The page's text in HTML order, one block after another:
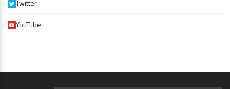
Twitter
YouTube